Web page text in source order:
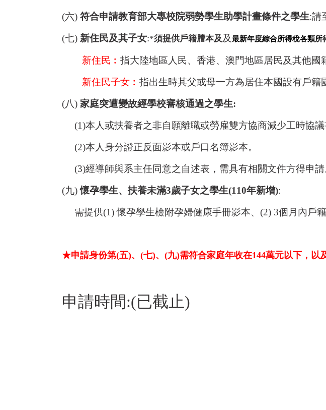
(六) 符合申請教育部大專校院弱勢學生助學計畫條件之學生:請
(七) 新住民及其子女:*須提供戶籍謄本及及最新年度綜合所得稅各類所
新住民︰ 指大陸地區人民、香港、澳門地區居民及其他國
新住民子女︰ 指出生時其父或母一方為居住本國設有戶籍
(八) 家庭突遭變故經學校審核通過之學生:
(1)本人或扶養者之非自願離職或勞雇雙方協商減少工時協議
(2)本人身分證正反面影本或戶口名簿影本。
(3)經導師與系主任同意之自述表，需具有相關文件方得申請
(九)懷孕學生、扶養未滿3歲子女之學生(110年新增):
需提供(1) 懷孕學生檢附孕婦健康手冊影本、(2) 3個月內戶
★申請身份第(五)、(七)、(九)需符合家庭年收在144萬元以下，以
申請時間:(已截止)